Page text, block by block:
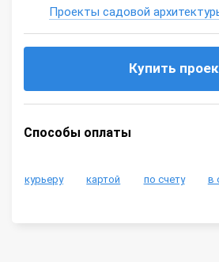
Проекты садовой
Купить
Способы оплаты
курьеру картой по счету
в